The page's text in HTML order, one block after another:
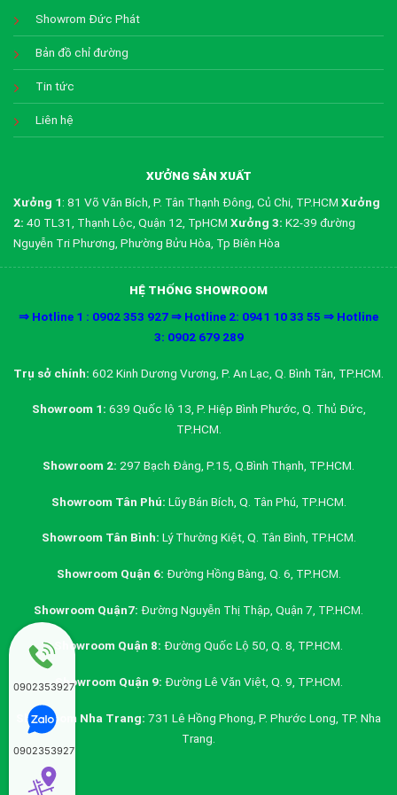
Showrom Đức Phát
Bản đồ chỉ đường
Tin tức
Liên hệ
XƯỞNG SẢN XUẤT
Xưởng 1: 81 Võ Văn Bích, P. Tân Thạnh Đông, Củ Chi, TP.HCM Xưởng
2: 40 TL31, Thạnh Lộc, Quận 12, TpHCM Xưởng 3: K2-39 đường
Nguyễn Tri Phương, Phường Bửu Hòa, Tp Biên Hòa
HỆ THỐNG SHOWROOM
⇒ Hotline 1 : 0902 353 927 ⇒ Hotline 2: 0941 10 33 55 ⇒ Hotline
3: 0902 679 289
Trụ sở chính: 602 Kinh Dương Vương, P. An Lạc, Q. Bình Tân, TP.HCM.
Showroom 1: 639 Quốc lộ 13, P. Hiệp Bình Phước, Q. Thủ Đức,
TP.HCM.
Showroom 2: 297 Bạch Đằng, P.15, Q.Bình Thạnh, TP.HCM.
Showroom Tân Phú: Lũy Bán Bích, Q. Tân Phú, TP.HCM.
Showroom Tân Bình: Lý Thường Kiệt, Q. Tân Bình, TP.HCM.
Showroom Quận 6: Đường Hồng Bàng, Q. 6, TP.HCM.
Showroom Quận7: Đường Nguyễn Thị Thập, Quận 7, TP.HCM.
Showroom Quận 8: Đường Quốc Lộ 50, Q. 8, TP.HCM.
Showroom Quận 9: Đường Lê Văn Việt, Q. 9, TP.HCM.
Showroom Nha Trang: 731 Lê Hồng Phong, P. Phước Long, TP. Nha
Trang.
0902353927
0902353927